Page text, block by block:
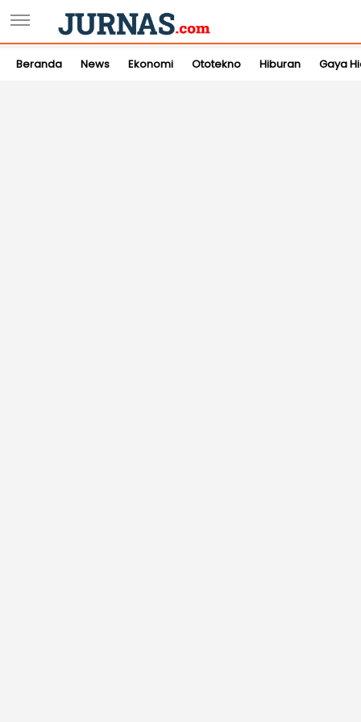
Beranda News Ekonomi Ototekno Hiburan Gaya